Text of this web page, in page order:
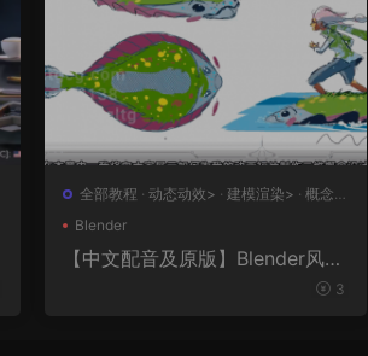
全部教程 ·动态动效> ·建模渲染> ·概念
Blender
【中文配音及原版】Blender风格
3